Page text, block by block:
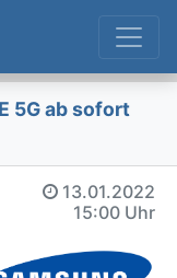
5G ab sofort
13.01.2022
15:00 Uhr